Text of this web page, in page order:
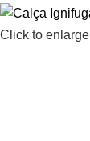
Click to enlarge